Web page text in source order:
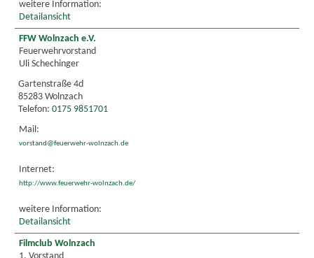
weitere Information:
Detailansicht
FFW Wolnzach e.V.
Feuerwehrvorstand
Uli Schechinger
Gartenstraße 4d
85283 Wolnzach
Telefon: 0175 9851701
Mail:
vorstand@feuerwehr-wolnzach.de
Internet:
http://www.feuerwehr-wolnzach.de/
weitere Information:
Detailansicht
Filmclub Wolnzach